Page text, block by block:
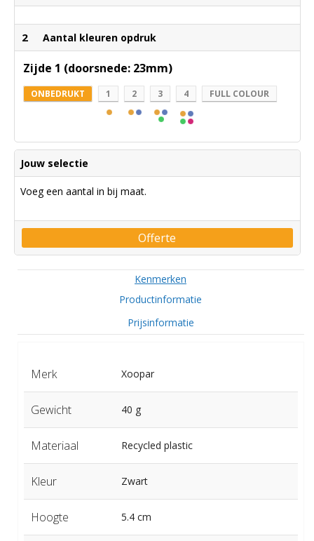
2 Aantal kleuren opdruk
Zijde 1 (doorsnede: 23mm)
ONBEDRUKT 1 2 3 4 FULL COLOUR
Jouw selectie
Voeg een aantal in bij maat.
Offerte
Kenmerken
Productinformatie
Prijsinformatie
Merk Xoopar
Gewicht 40 g
Materiaal Recycled plastic
Kleur Zwart
Hoogte 5.4 cm